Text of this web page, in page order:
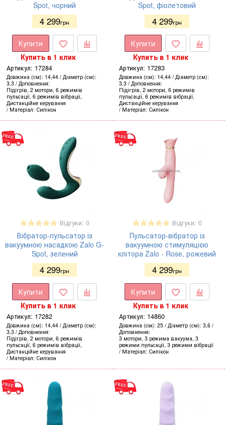
Spot, чорний
4 299грн
Купити
Купить в 1 клик
Артикул: 17284
Довжина (см) 14,44 Діаметр (см)
3,3 Доповнення
Підігрів, 2 мотори, 6 режимів
пульсації, 6 режимів вібрації,
Дистанційне керування
Матеріал Силікон
Spot, фіолетовий
4 299грн
Купити
Купить в 1 клик
Артикул: 17283
Довжина (см) 14,44 Діаметр (см)
3,3 Доповнення
Підігрів, 2 мотори, 6 режимів
пульсації, 6 режимів вібрації,
Дистанційне керування
Матеріал Силікон
Відгуки: 0
Вібратор-пульсатор із
вакуумною насадкою Zalo G-
Spot, зелений
4 299грн
Купити
Купить в 1 клик
Артикул: 17282
Довжина (см) 14,44 Діаметр (см)
3,3 Доповнення
Підігрів, 2 мотори, 6 режимів
пульсації, 6 режимів вібрації,
Дистанційне керування
Матеріал Силікон
Відгуки: 0
Пульсатор-вібратор із
вакуумною стимуляцією
клітора Zalo - Rose, рожевий
4 299грн
Купити
Купить в 1 клик
Артикул: 14860
Довжина (см) 25 Діаметр (см) 3,6
Доповнення
3 мотори, 3 режима вакуума, 3
режими пульсації, 3 режими вібрації
Матеріал Силікон